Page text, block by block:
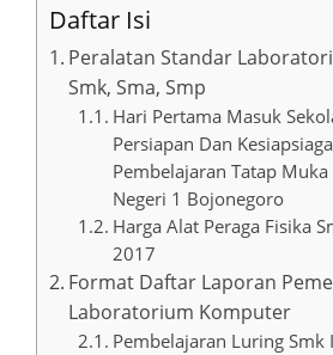
Daftar Isi
Peralatan Standar
Smk, Sma, Smp
Hari Pertama Masuk
Persiapan Dan
Pembelajaran Tatap
Negeri 1 Bojonegoro
Harga Alat Peraga Fisika
2017
Format Daftar Laporan
Laboratorium Komputer
Pembelajaran Luring Smk